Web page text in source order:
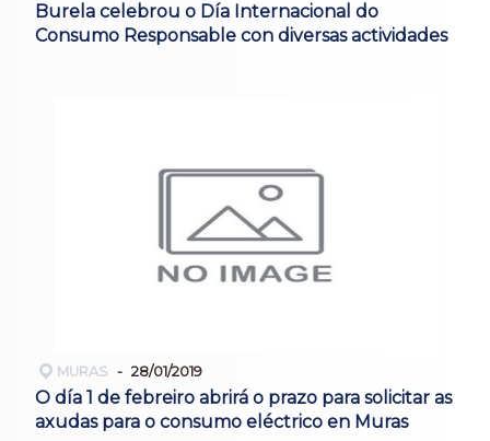
Burela celebrou o Día Internacional do
Consumo Responsable con diversas actividades
MURAS 28/01/2019
O día 1 de febreiro abrirá o prazo para solicitar as
axudas para o consumo eléctrico en Muras